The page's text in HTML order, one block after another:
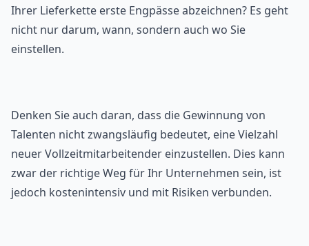
Ihrer Lieferkette erste Engpässe abzeichnen? Es geht
nicht nur darum, wann, sondern auch wo Sie
einstellen.
Denken Sie auch daran, dass die Gewinnung von
Talenten nicht zwangsläufig bedeutet, eine Vielzahl
neuer Vollzeitmitarbeitender einzustellen. Dies kann
zwar der richtige Weg für Ihr Unternehmen sein, ist
jedoch kostenintensiv und mit Risiken verbunden.